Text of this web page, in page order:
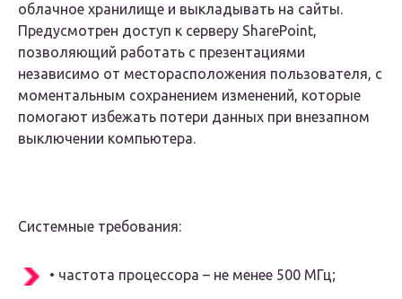
облачное хранилище и выкладывать на сайты.
Предусмотрен доступ к серверу SharePoint,
позволяющий работать с презентациями
независимо от месторасположения пользователя, с
моментальным сохранением изменений, которые
помогают избежать потери данных при внезапном
выключении компьютера.
Системные требования:
• частота процессора – не менее 500 МГц;